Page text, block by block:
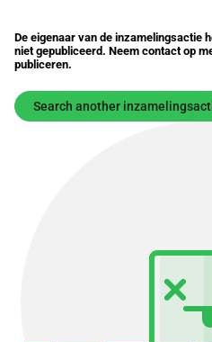
De eigenaar van de inzamelingsactie
niet gepubliceerd. Neem contact op
publiceren.
Search another